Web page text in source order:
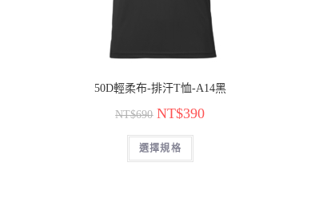
50D輕柔布-排汗T恤-A14黑
NT$690 NT$390
選擇規格